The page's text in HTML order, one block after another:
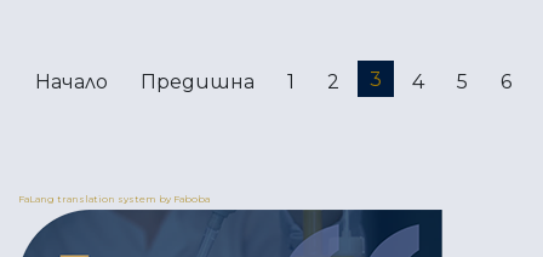
Начало Предишна 1 2 3 4 5 6
FaLang translation system by Faboba